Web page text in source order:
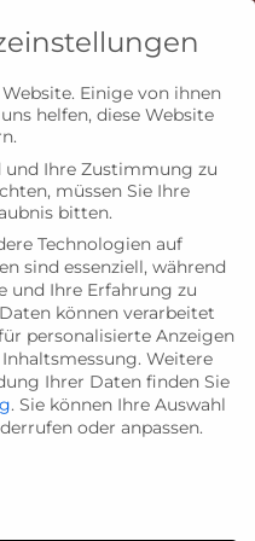
Datenschutz
Einige von ihnen
helfen, diese Website
und Ihre Zustimmung zu
müssen Sie Ihre
bitten.
Technologien auf
sind essenziell, während
und Ihre Erfahrung zu
können verarbeitet
personalisierte Anzeigen
Weitere
Ihrer Daten finden Sie
. Sie können Ihre Auswahl
oder anpassen.